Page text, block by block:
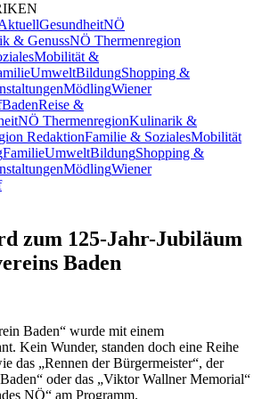
GesundheitNÖ
& GenussNÖ Thermenregion
Mobilität &
UmweltBildungShopping &
MödlingWiener
BadenReise &
NÖ ThermenregionKulinarik &
RedaktionFamilie & SozialesMobilität
FamilieUmweltBildungShopping &
MödlingWiener
zum 125-Jahr-Jubiläum
Baden
Baden“ wurde mit einem
Kein Wunder, standen doch eine Reihe
das „Rennen der Bürgermeister“, der
oder das „Viktor Wallner Memorial“
NÖ“ am Programm.